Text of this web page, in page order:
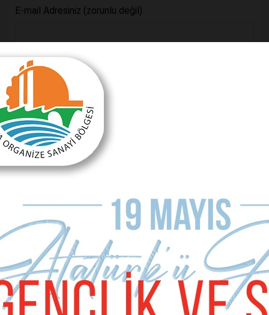
E-mail Adresiniz (zorunlu değil)
Telefon (zorunlu değil)
Yorumunuz
Kullanım Koşullarını Kabul Ediyorum.
Yorum Yap